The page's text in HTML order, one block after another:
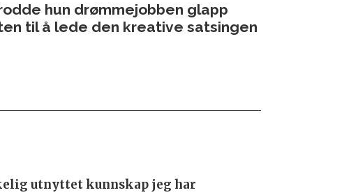
hun drømmejobben glapp
til å lede den kreative satsingen
utnyttet kunnskap jeg har